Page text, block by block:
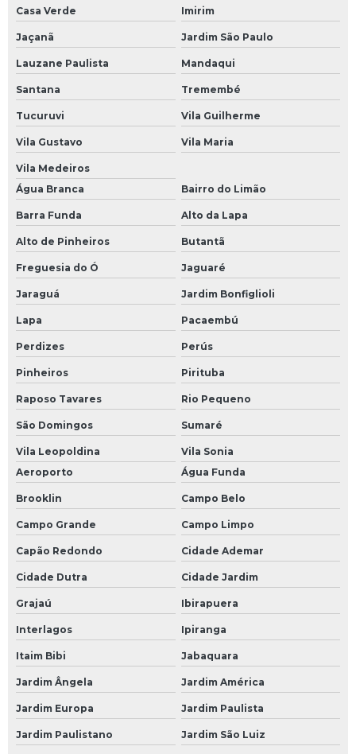
Manutenção preventiva de nobreak
Manutenção preventiva de ups
Manutenção preventiva em inversor
Manutenção preventiva inversor de frequência
Manutenção preventiva servo motor
Manutenção ups
Mini cpu industrial
Módulo de comunicação plc
Módulo de comunicação profibus
Módulo de controle eletrônico
Módulo de entrada clp
Módulo de entrada plc
Módulo de plc
Módulo fieldbus
Módulo profibus
Monitor industrial
Monitor industrial touch screen
Placa de i o
Programação de placas eletrônicas
Rack industrial com gaveta
Rack industrial com painel
Recuperação de driver
Recuperação de módulos eletrônicos
Casa Verde Imirim
Jaçanã Jardim São Paulo
Lauzane Paulista Mandaqui
Santana Tremembé
Tucuruvi Vila Guilherme
Vila Gustavo Vila Maria
Vila Medeiros
Água Branca
Bairro do Limão
Barra Funda Alto da Lapa
Alto de Pinheiros Butantã
Freguesia do Ó Jaguaré
Jaraguá Jardim Bonfiglioli
Lapa Pacaembú
Perdizes Perús
Pinheiros Pirituba
Raposo Tavares Rio Pequeno
São Domingos Sumaré
Vila Leopoldina
Vila Sonia
Aeroporto
Água Funda
Brooklin Campo Belo
Campo Grande Campo Limpo
Capão Redondo Cidade Ademar
Cidade Dutra Cidade Jardim
Grajaú Ibirapuera
Interlagos Ipiranga
Itaim Bibi Jabaquara
Jardim Ângela Jardim América
Jardim Europa Jardim Paulista
Jardim Paulistano Jardim São Luiz